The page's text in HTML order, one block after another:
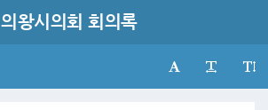
의왕시의회 회의록